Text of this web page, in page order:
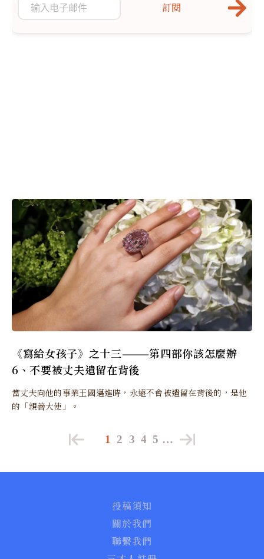
《寫給女孩子》之十三———第四部你該怎麼辦
6、不要被丈夫遺留在背後
當丈夫向他的事業王國邁進時，永遠不會被遺留在背後的，是他
的「親善大使」。
訂閱
1 2 3 4 5 …
投稿須知
關於我們
聯繫我們